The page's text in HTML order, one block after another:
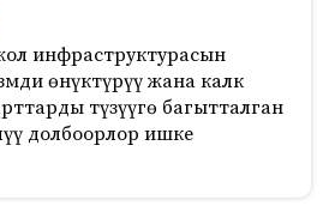
инфраструктурасын
өнүктүрүү жана калк
түзүүгө багытталган
долбоорлор ишке